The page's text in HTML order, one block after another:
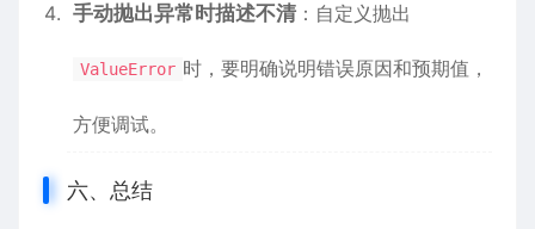
手动抛出异常时描述不清 ：自定义抛出
ValueError 时，要明确说明错误原因和预期值，
方便调试。
六、总结